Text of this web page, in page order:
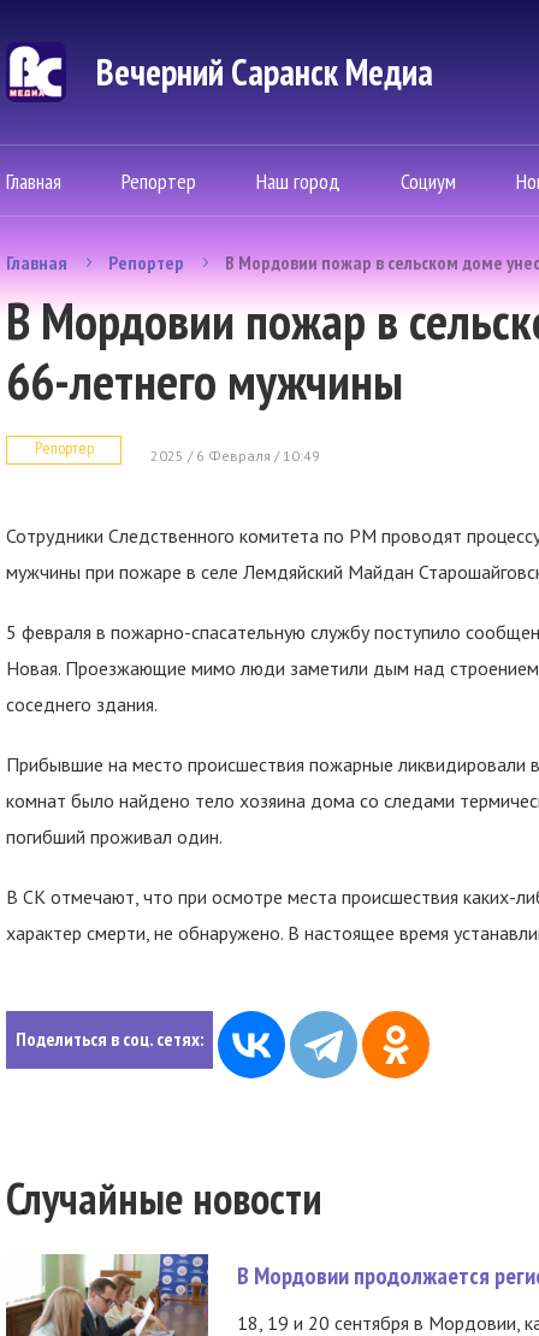
Вечерний Саранск Mедиа
Главная Репортер Наш город Социум
Главная Репортер В Мордовии пожар в сельском доме
В Мордовии пожар в
66-летнего мужчины
Репортер 2025 / 6 Февраля / 10:49
Сотрудники Следственного комитета по РМ проводят
мужчины при пожаре в селе Лемдяйский Майдан
5 февраля в пожарно-спасательную службу поступило
Новая. Проезжающие мимо люди заметили дым над
соседнего здания.
Прибывшие на место происшествия пожарные ликвидировали
комнат было найдено тело хозяина дома со следами
погибший проживал один.
В СК отмечают, что при осмотре места происшествия каких-
характер смерти, не обнаружено. В настоящее время
Поделиться в соц. сетях:
Случайные новости
В Мордовии продолжается
18, 19 и 20 сентября в Мордовии,